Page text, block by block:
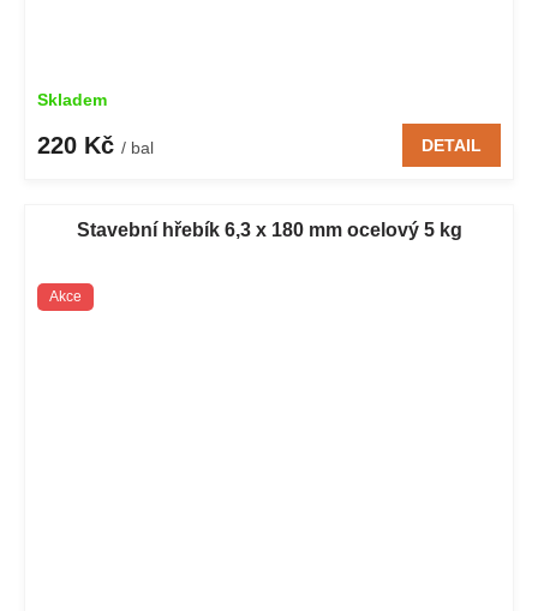
Skladem
220 Kč / bal DETAIL
Stavební hřebík 6,3 x 180 mm ocelový 5 kg
Akce